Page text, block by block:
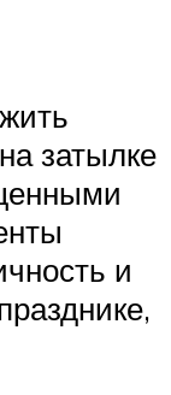
затылке
и